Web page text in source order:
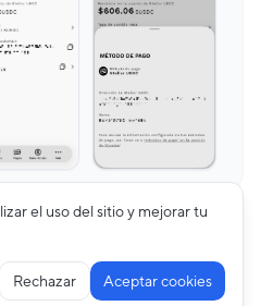
el uso del sitio y mejorar tu
Rechazar Aceptar cookies